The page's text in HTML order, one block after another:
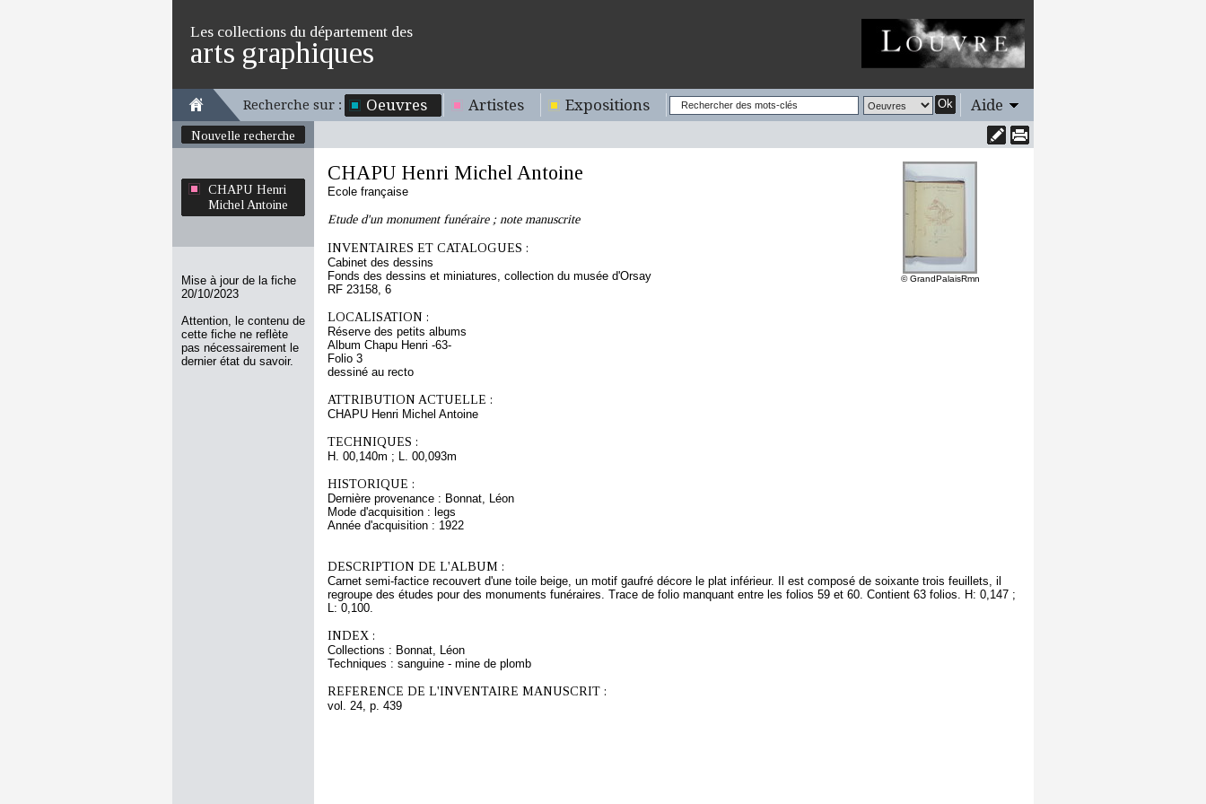
Les collections du département des
arts graphiques
Recherche sur : Oeuvres Artistes Expositions Ok Aide
Nouvelle recherche
CHAPU Henri
Michel Antoine
Mise à jour de la fiche
20/10/2023
Attention, le contenu de
cette fiche ne reflète
pas nécessairement le
dernier état du savoir.
© GrandPalaisRmn
CHAPU Henri Michel Antoine
Ecole française
Etude d'un monument funéraire ; note manuscrite
INVENTAIRES ET CATALOGUES :
Cabinet des dessins
Fonds des dessins et miniatures, collection du musée d'Orsay
RF 23158, 6
LOCALISATION :
Réserve des petits albums
Album Chapu Henri -63-
Folio 3
dessiné au recto
ATTRIBUTION ACTUELLE :
CHAPU Henri Michel Antoine
TECHNIQUES :
H. 00,140m ; L. 00,093m
HISTORIQUE :
Dernière provenance : Bonnat, Léon
Mode d'acquisition : legs
Année d'acquisition : 1922
DESCRIPTION DE L'ALBUM :
Carnet semi-factice recouvert d'une toile beige, un motif gaufré décore le plat inférieur. Il est composé de soixante trois feuillets, il
regroupe des études pour des monuments funéraires. Trace de folio manquant entre les folios 59 et 60. Contient 63 folios. H: 0,147 ;
L: 0,100.
INDEX :
Collections : Bonnat, Léon
Techniques : sanguine - mine de plomb
REFERENCE DE L'INVENTAIRE MANUSCRIT :
vol. 24, p. 439